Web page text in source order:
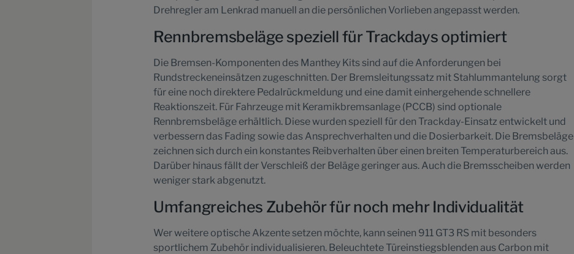
Drehregler am Lenkrad manuell an die persönlichen Vorlieben angepasst werden.
Rennbremsbeläge speziell für Trackdays optimiert
Die Bremsen-Komponenten des Manthey Kits sind auf die Anforderungen bei
Rundstreckeneinsätzen zugeschnitten. Der Bremsleitungssatz mit Stahlummantelung sorgt
für eine noch direktere Pedalrückmeldung und eine damit einhergehende schnellere
Reaktionszeit. Für Fahrzeuge mit Keramikbremsanlage (PCCB) sind optionale
Rennbremsbeläge erhältlich. Diese wurden speziell für den Trackday-Einsatz entwickelt und
verbessern das Fading sowie das Ansprechverhalten und die Dosierbarkeit. Die Bremsbeläge
zeichnen sich durch ein konstantes Reibverhalten über einen breiten Temperaturbereich aus.
Darüber hinaus fällt der Verschleiß der Beläge geringer aus. Auch die Bremsscheiben werden
weniger stark abgenutzt.
Umfangreiches Zubehör für noch mehr Individualität
Wer weitere optische Akzente setzen möchte, kann seinen 911 GT3 RS mit besonders
sportlichem Zubehör individualisieren. Beleuchtete Türeinstiegsblenden aus Carbon mit